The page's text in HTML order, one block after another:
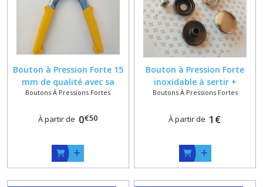
Bouton à Pression Forte 15
mm de qualité avec sa
grande pince à sertir en
Boutons À Pressions Fortes
À partir de 0€50
Bouton à Pression Forte
inoxidable à sertir +
Embase à visser
Boutons À Pressions Fortes
À partir de 1 €